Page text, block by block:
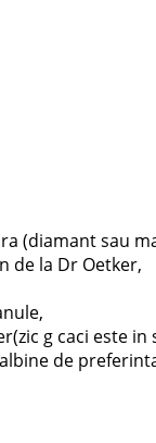
(diamant sau
de la Dr Oetker,
g caci este in
de